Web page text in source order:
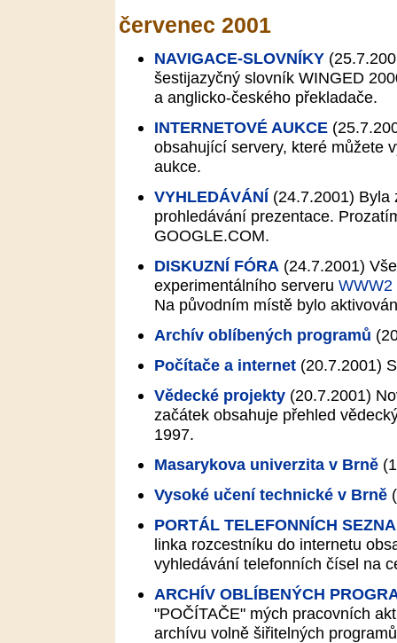
červenec 2001
NAVIGACE-SLOVNÍKY
šestijazyčný slovník WINGED
a anglicko-českého překladače.
INTERNETOVÉ AUKCE
obsahující servery, které můžete
aukce.
VYHLEDÁVÁNÍ (24.7.2001) Byla
prohledávání prezentace.
GOOGLE.COM.
DISKUZNÍ FÓRA (24.7.2001)
experimentálního serveru WWW2
Na původním místě bylo
Archív oblíbených programů
Počítače a internet (20.7.2001)
Vědecké projekty (20.7.2001)
začátek obsahuje přehled
1997.
Masarykova univerzita v Brně
Vysoké učení technické v Brně
PORTÁL TELEFONNÍCH
linka rozcestníku do internetu
vyhledávání telefonních čísel na
ARCHÍV OBLÍBENÝCH
"POČÍTAČE" mých pracovních
archívu volně šiřitelných